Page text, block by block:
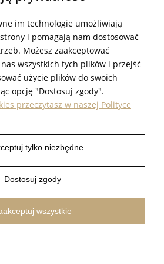
im technologie umożliwiają
i pomagają nam dostosować
Możesz zaakceptować
wszystkich tych plików i przejść
użycie plików do swoich
opcję "Dostosuj zgody".
przeczytasz w naszej Polityce
tylko niezbędne
Dostosuj zgody
wszystkie